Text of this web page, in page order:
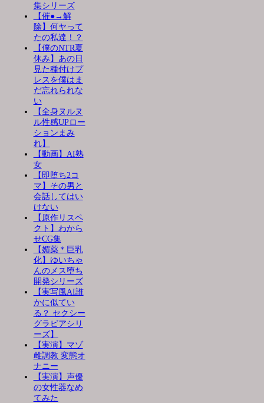
集シリーズ
【催●→解
除】何ヤって
たの私達！？
【僕のNTR夏
休み】あの日
見た種付けプ
レスを僕はま
だ忘れられな
い
【全身ヌルヌ
ル性感UPロー
ションまみ
れ】
【動画】AI熟
女
【即堕ち2コ
マ】その男と
会話してはい
けない
【原作リスペ
クト】わから
せCG集
【媚薬＊巨乳
化】ゆいちゃ
んのメス堕ち
開発シリーズ
【実写風AI誰
かに似てい
る？ セクシー
グラビアシリ
ーズ】
【実演】マゾ
雌調教 変態オ
ナニー
【実演】声優
の女性器なめ
てみた